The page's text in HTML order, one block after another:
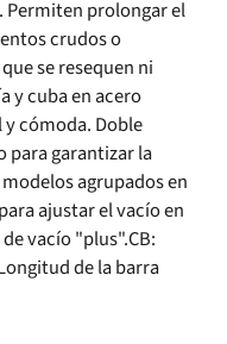
prolongar el
crudos o
se resequen ni
y cuba en acero
cómoda. Doble
para garantizar la
agrupados en
ajustar el vacío en
vacío "plus".CB:
de la barra